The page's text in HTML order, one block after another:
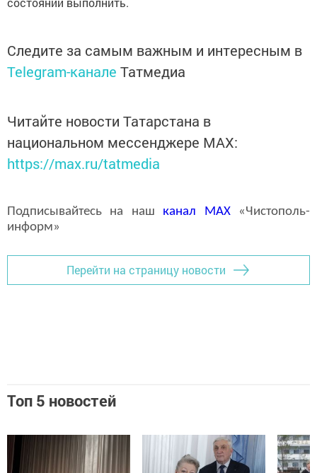
Следите за самым важным и интересным в
Telegram-канале Татмедиа
Читайте новости Татарстана в
национальном мессенджере MАХ:
https://max.ru/tatmedia
Подписывайтесь на наш канал MAX«Чистополь-
информ»
Перейти на страницу новости
Топ 5 новостей